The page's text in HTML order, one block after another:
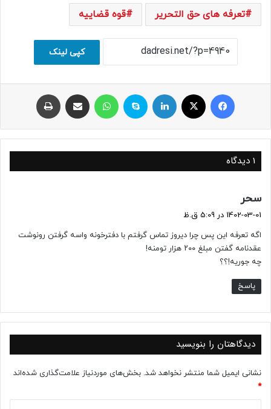
تعرفه های حق التحریر قوه قضاییه
کپی لینک
فیسبوک ایکس لینکداین اسکایپ واتس آپ اشتراک با ایمیل
1 دیدگاه
سحر
ف
:
1402-03-01 در 5:09 ق.ظ
اگه تعرفه این پس چرا دیروز تماس گرفتم با دفترخونه واسه گرفتن رونوشت
عقدنامه گفتن مبلغ ۲۰۰ هزار تومنه!
چه جوریه!؟؟
پاسخ
دیدگاهتان را بنویسید
نشانی ایمیل شما منتشر نخواهد شد. بخش‌های موردنیاز علامت‌گذاری شده‌اند
*